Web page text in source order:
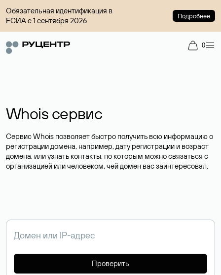
Обязательная идентификация в
ЕСИА с 1 сентября 2026
Подробнее
0
Whois сервис
Сервис Whois позволяет быстро получить всю информацию о
регистрации домена, например, дату регистрации и возраст
домена, или узнать контакты, по которым можно связаться с
организацией или человеком, чей домен вас заинтересовал.
Проверить